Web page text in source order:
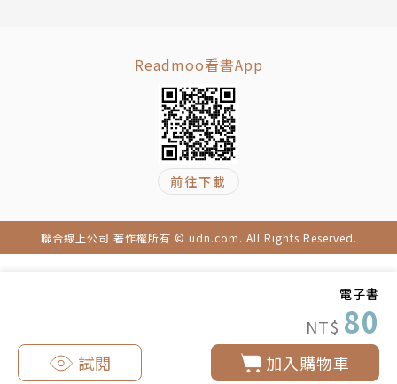
電子書
NT$ 80
加入購物車
試閱
Readmoo看書App
前往下載
聯合線上公司 著作權所有 © udn.com. All Rights Reserved.